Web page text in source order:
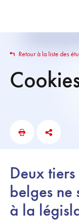
Retour à la liste des
Deux
belges ne
à la